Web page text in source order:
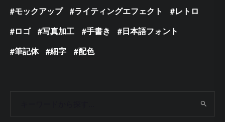
モックアップ
ライティングエフェクト
レトロ
ロゴ
写真加工 手書き
日本語フォント
筆記体
細字 配色